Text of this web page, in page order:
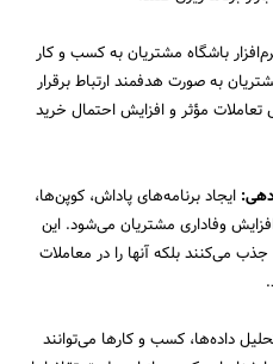
باشگاه مشتریان به کسب و کار
به صورت هدفمند ارتباط برقرار
تعاملات مؤثر و افزایش احتمال خرید
: ایجاد برنامه‌های پاداش، کوپن‌ها،
وفاداری مشتریان می‌شود. این
جذب می‌کنند بلکه آنها را در معاملات
داده‌ها، کسب و کارها می‌توانند